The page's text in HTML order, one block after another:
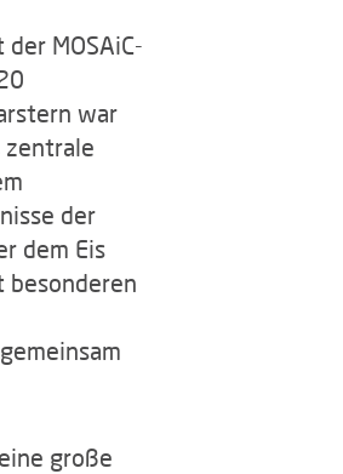
MOSAiC-
war
zentrale
der
dem Eis
besonderen
große